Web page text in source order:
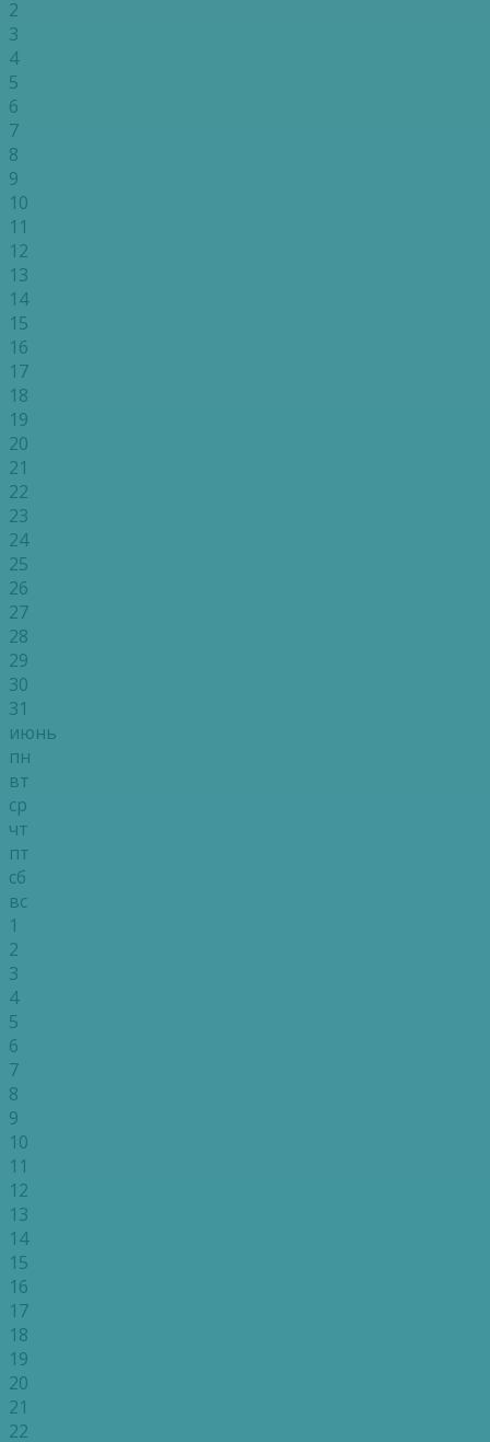
2
3
4
5
6
7
8
9
10
11
12
13
14
15
16
17
18
19
20
21
22
23
24
25
26
27
28
29
30
31
июнь
пн
вт
ср
чт
пт
сб
вс
1
2
3
4
5
6
7
8
9
10
11
12
13
14
15
16
17
18
19
20
21
22